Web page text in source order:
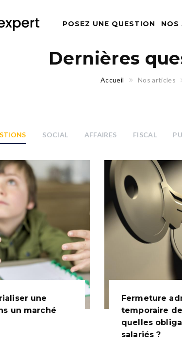
POSEZ UNE QUESTION NOS
Dernières
Accueil Nos articles
SOCIAL AFFAIRES FISCAL
une
un marché
Fermeture
temporaire
quelles
salariés ?